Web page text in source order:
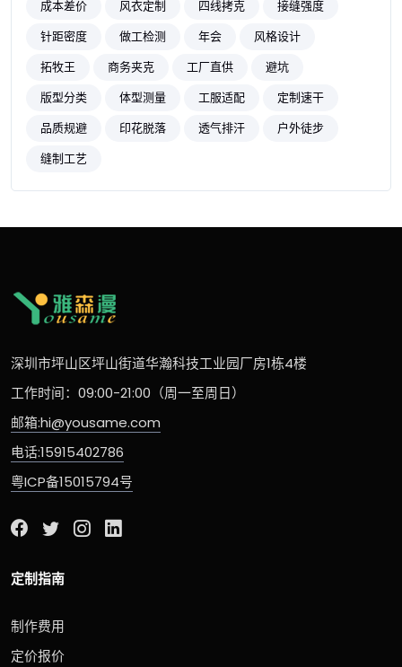
成本差价
风衣定制 四线拷克
接缝强度
针距密度
做工检测 年会
风格设计
拓牧王
商务夹克 工厂直供
避坑
版型分类
体型测量 工服适配
定制速干
品质规避
印花脱落 透气排汗
户外徒步
缝制工艺
深圳市坪山区坪山街道华瀚科技工业园厂房1栋4楼
工作时间：09:00-21:00（周一至周日）
邮箱:hi@yousame.com
电话:15915402786
粤ICP备15015794号
定制指南
制作费用
定价报价